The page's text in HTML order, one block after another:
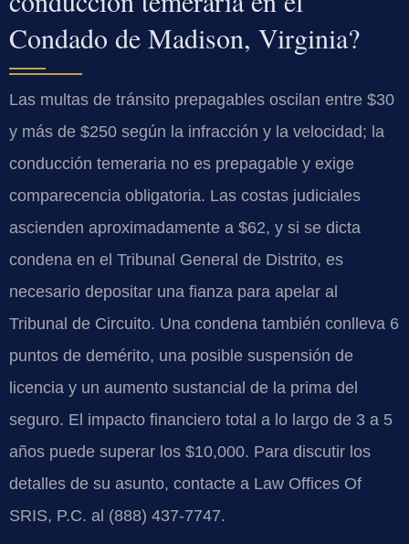
Condado de Madison, Virginia?
Las multas de tránsito prepagables oscilan entre $30
y más de $250 según la infracción y la velocidad; la
conducción temeraria no es prepagable y exige
comparecencia obligatoria. Las costas judiciales
ascienden aproximadamente a $62, y si se dicta
condena en el Tribunal General de Distrito, es
necesario depositar una fianza para apelar al
Tribunal de Circuito. Una condena también conlleva 6
puntos de demérito, una posible suspensión de
licencia y un aumento sustancial de la prima del
seguro. El impacto financiero total a lo largo de 3 a 5
años puede superar los $10,000. Para discutir los
detalles de su asunto, contacte a Law Offices Of
SRIS, P.C. al (888) 437-7747.